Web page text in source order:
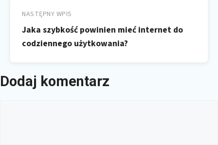
NASTĘPNY WPIS
Jaka szybkość powinien mieć internet do
codziennego użytkowania?
Dodaj komentarz